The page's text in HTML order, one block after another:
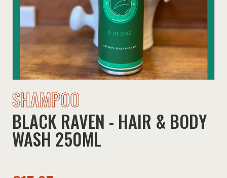
SHAMPOO
BLACK RAVEN - HAIR & BODY
WASH 250ML